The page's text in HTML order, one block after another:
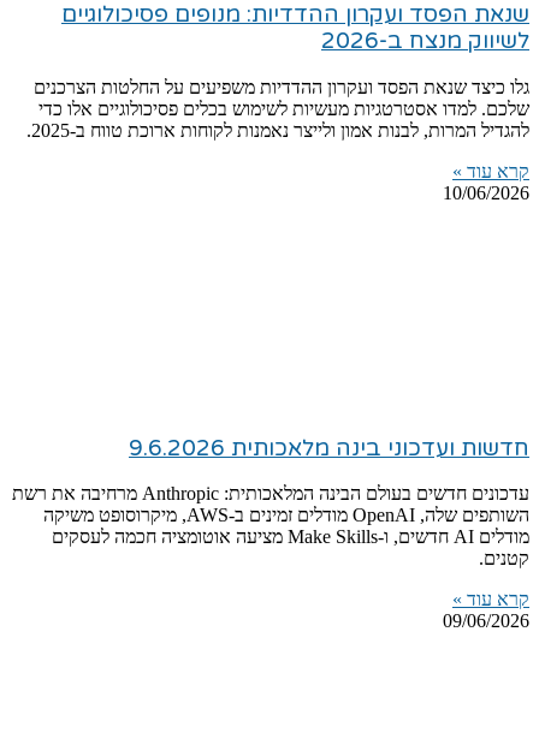
שנאת הפסד ועקרון ההדדיות: מנופים פסיכולוגיים
לשיווק מנצח ב-2026
גלו כיצד שנאת הפסד ועקרון ההדדיות משפיעים על החלטות הצרכנים
שלכם. למדו אסטרטגיות מעשיות לשימוש בכלים פסיכולוגיים אלו כדי
להגדיל המרות, לבנות אמון ולייצר נאמנות לקוחות ארוכת טווח ב-2025.
קרא עוד »
10/06/2026
חדשות ועדכוני בינה מלאכותית 9.6.2026
עדכונים חדשים בעולם הבינה המלאכותית: Anthropic מרחיבה את רשת
השותפים שלה, OpenAI מודלים זמינים ב-AWS, מיקרוסופט משיקה
מודלים AI חדשים, ו-Make Skills מציעה אוטומציה חכמה לעסקים
קטנים.
קרא עוד »
09/06/2026